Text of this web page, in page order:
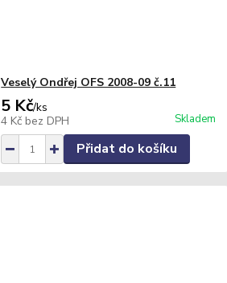
Veselý Ondřej OFS 2008-09 č.11
5 Kč/ks
4 Kč bez DPH Skladem
Přidat do košíku